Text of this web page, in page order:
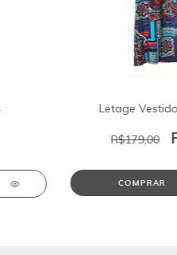
Letage
R$179,00
COMPRAR